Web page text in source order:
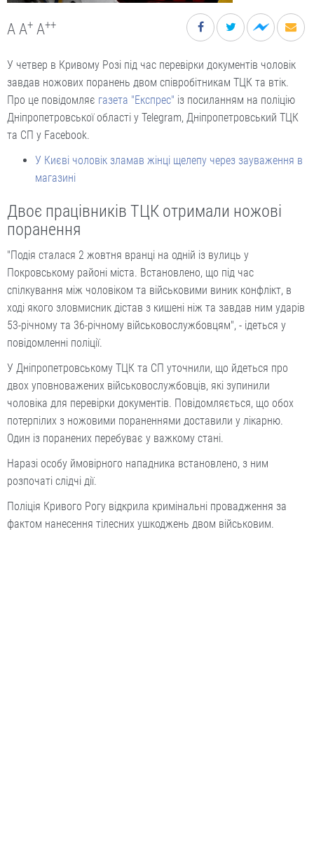
A A+ A++
У четвер в Кривому Розі під час перевірки документів чоловік
завдав ножових поранень двом співробітникам ТЦК та втік.
Про це повідомляє газета "Експрес" із посиланням на поліцію
Дніпропетровської області у Telegram, Дніпропетровський ТЦК
та СП у Facebook.
У Києві чоловік зламав жінці щелепу через зауваження в
магазині
Двоє працівників ТЦК отримали ножові
поранення
"Подія сталася 2 жовтня вранці на одній із вулиць у
Покровському районі міста. Встановлено, що під час
спілкування між чоловіком та військовими виник конфлікт, в
ході якого зловмисник дістав з кишені ніж та завдав ним ударів
53-річному та 36-річному військовослужбовцям", - ідеться у
повідомленні поліції.
У Дніпропетровському ТЦК та СП уточнили, що йдеться про
двох уповноважених військовослужбовців, які зупинили
чоловіка для перевірки документів. Повідомляється, що обох
потерпілих з ножовими пораненнями доставили у лікарню.
Один із поранених перебуває у важкому стані.
Наразі особу ймовірного нападника встановлено, з ним
розпочаті слідчі дії.
Поліція Кривого Рогу відкрила кримінальні провадження за
фактом нанесення тілесних ушкоджень двом військовим.